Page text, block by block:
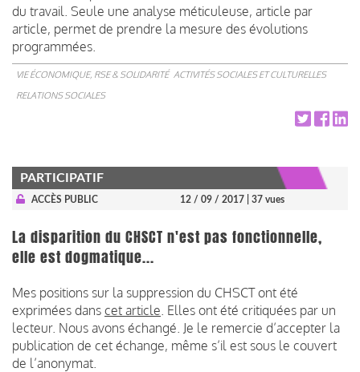
du travail. Seule une analyse méticuleuse, article par
article, permet de prendre la mesure des évolutions
programmées.
VIE ÉCONOMIQUE, RSE & SOLIDARITÉ ACTIVITÉS SOCIALES ET CULTURELLES
RELATIONS SOCIALES
PARTICIPATIF
ACCÈS PUBLIC 12 / 09 / 2017 | 37 vues
La disparition du CHSCT n'est pas fonctionnelle,
elle est dogmatique...
Mes positions sur la suppression du CHSCT ont été
exprimées dans cet article . Elles ont été critiquées par un
lecteur. Nous avons échangé. Je le remercie d’accepter la
publication de cet échange, même s’il est sous le couvert
de l’anonymat.